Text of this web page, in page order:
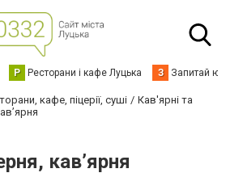
Р Ресторани і кафе Луцька З Запитай
кафе, піцерії, суші
Кав'ярні та
кав’ярня